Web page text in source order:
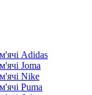
Adidas
Joma
Nike
Puma